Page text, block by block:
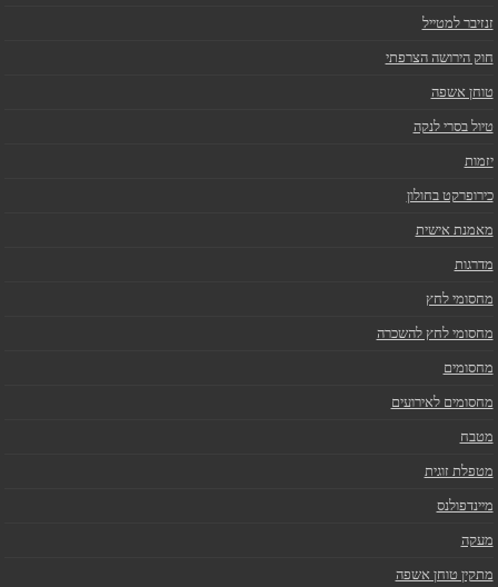
זנזיבר למטייל
חוק הירושה הצרפתי
טוחן אשפה
טיול בסרי לנקה
יזמות
כירופרקט בחולון
מאמנת אישית
מדרגות
מחסומי לחץ
מחסומי לחץ להשכרה
מחסומים
מחסומים לאירועים
מטבח
מטפלת זוגית
מיינדפולנס
מעקה
מתקין טוחן אשפה